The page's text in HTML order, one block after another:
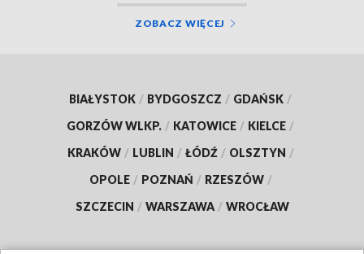
ZOBACZ WIĘCEJ
BIAŁYSTOK / BYDGOSZCZ / GDAŃSK /
GORZÓW WLKP. / KATOWICE / KIELCE /
KRAKÓW / LUBLIN / ŁÓDŹ / OLSZTYN /
OPOLE / POZNAŃ / RZESZÓW /
SZCZECIN / WARSZAWA / WROCŁAW